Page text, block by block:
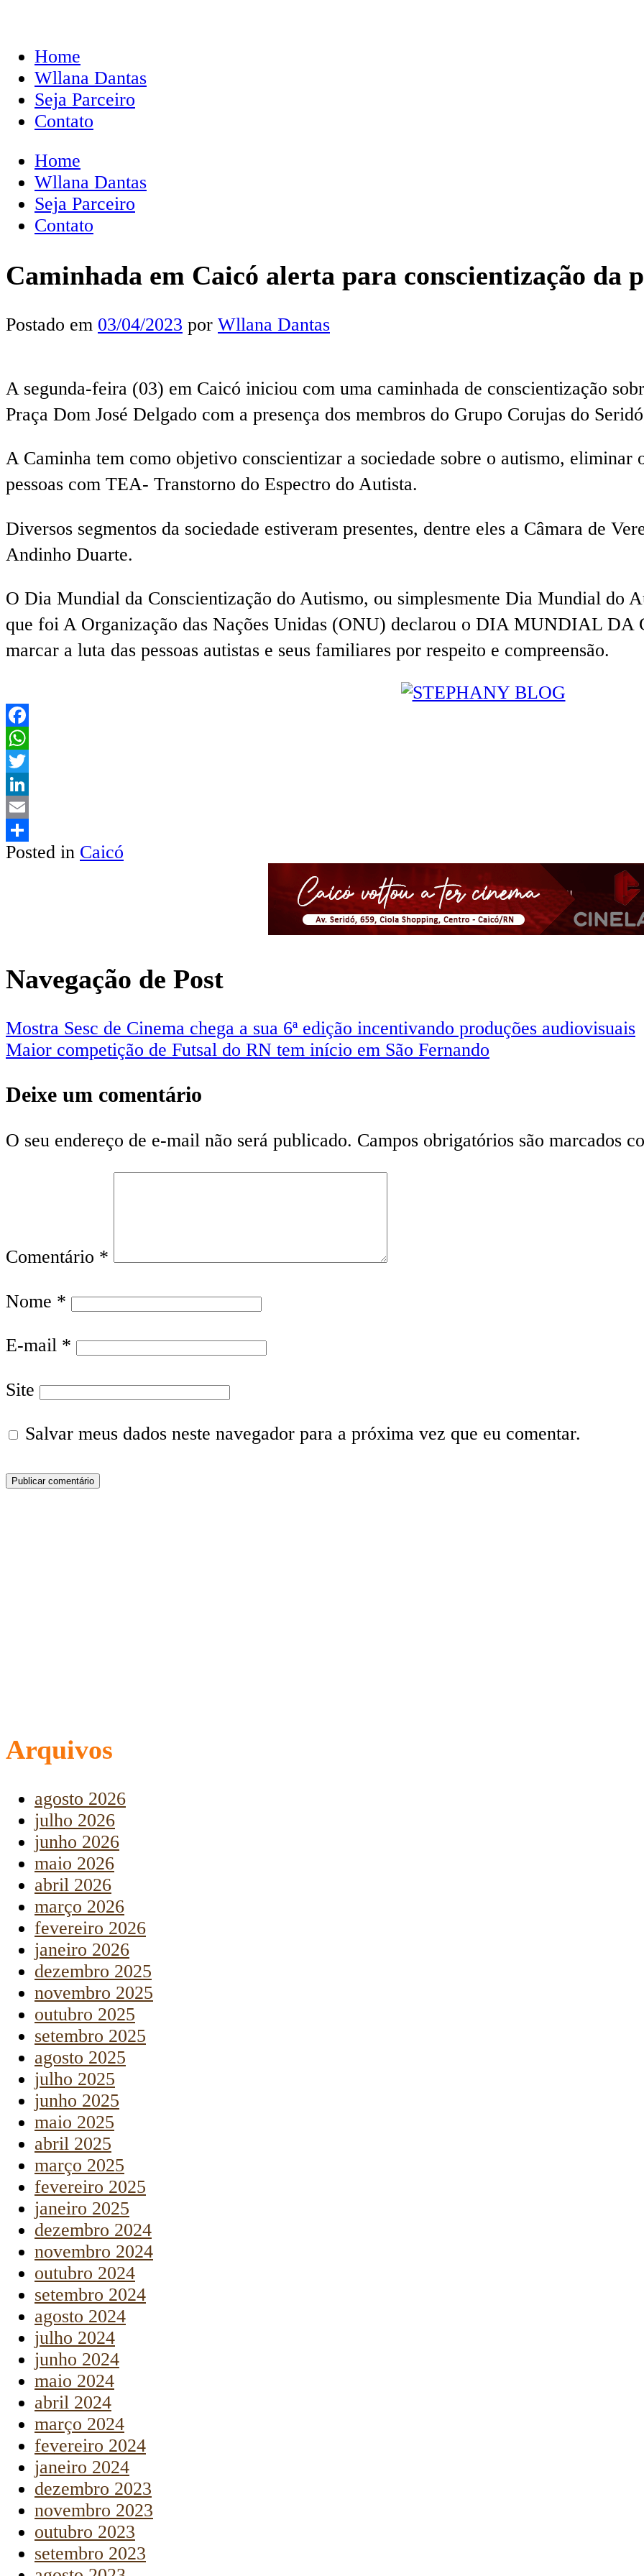
Home
Wllana Dantas
Seja Parceiro
Contato
Home
Wllana Dantas
Seja Parceiro
Contato
Caminhada em Caicó alerta para conscientização da
Postado em 03/04/2023 por Wllana Dantas
A segunda-feira (03) em Caicó iniciou com uma caminhada de conscientização
Praça Dom José Delgado com a presença dos membros do Grupo Corujas do
A Caminha tem como objetivo conscientizar a sociedade sobre o autismo,
pessoas com TEA- Transtorno do Espectro do Autista.
Diversos segmentos da sociedade estiveram presentes, dentre eles a Câmara de
Andinho Duarte.
O Dia Mundial da Conscientização do Autismo, ou simplesmente Dia Mundial do
que foi A Organização das Nações Unidas (ONU) declarou o DIA MUNDIAL
marcar a luta das pessoas autistas e seus familiares por respeito e compreensão.
Facebook
WhatsApp
Twitter
LinkedIn
Email
Share
Posted in Caicó
Navegação de Post
Mostra Sesc de Cinema chega a sua 6ª edição incentivando produções audiovisuais
Maior competição de Futsal do RN tem início em São Fernando
Deixe um comentário
O seu endereço de e-mail não será publicado. Campos obrigatórios são marcados
Comentário *
Nome *
E-mail *
Site
Salvar meus dados neste navegador para a próxima vez que eu comentar.
Arquivos
agosto 2026
julho 2026
junho 2026
maio 2026
abril 2026
março 2026
fevereiro 2026
janeiro 2026
dezembro 2025
novembro 2025
outubro 2025
setembro 2025
agosto 2025
julho 2025
junho 2025
maio 2025
abril 2025
março 2025
fevereiro 2025
janeiro 2025
dezembro 2024
novembro 2024
outubro 2024
setembro 2024
agosto 2024
julho 2024
junho 2024
maio 2024
abril 2024
março 2024
fevereiro 2024
janeiro 2024
dezembro 2023
novembro 2023
outubro 2023
setembro 2023